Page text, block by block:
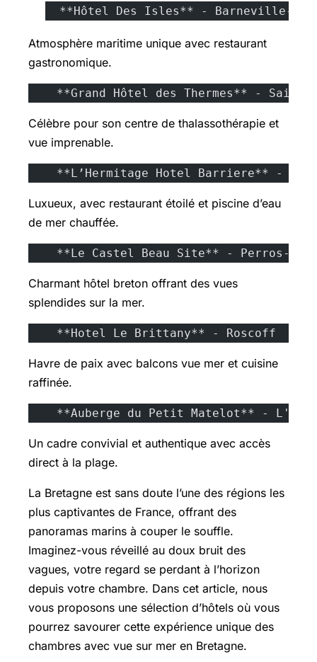
**Hôtel Des Isles** - Barneville-
Atmosphère maritime unique avec restaurant
gastronomique.
**Grand Hôtel des Thermes** - Saint-
Célèbre pour son centre de thalassothérapie et
vue imprenable.
**L’Hermitage Hotel Barriere** - La
Luxueux, avec restaurant étoilé et piscine d’eau
de mer chauffée.
**Le Castel Beau Site** - Perros-
Charmant hôtel breton offrant des vues
splendides sur la mer.
    **Hotel Le Brittany** - Roscoff
Havre de paix avec balcons vue mer et cuisine
raffinée.
**Auberge du Petit Matelot** -
Un cadre convivial et authentique avec accès
direct à la plage.
La Bretagne est sans doute l’une des régions les
plus captivantes de France, offrant des
panoramas marins à couper le souffle.
Imaginez-vous réveillé au doux bruit des
vagues, votre regard se perdant à l’horizon
depuis votre chambre. Dans cet article, nous
vous proposons une sélection d’hôtels où vous
pourrez savourer cette expérience unique des
chambres avec vue sur mer en Bretagne.